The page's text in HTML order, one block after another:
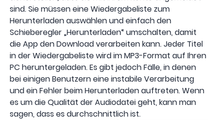
sind. Sie müssen eine Wiedergabeliste zum
Herunterladen auswählen und einfach den
Schieberegler „Herunterladen“ umschalten, damit
die App den Download verarbeiten kann. Jeder Titel
in der Wiedergabeliste wird im MP3-Format auf Ihren
PC heruntergeladen. Es gibt jedoch Fälle, in denen
bei einigen Benutzern eine instabile Verarbeitung
und ein Fehler beim Herunterladen auftreten. Wenn
es um die Qualität der Audiodatei geht, kann man
sagen, dass es durchschnittlich ist.